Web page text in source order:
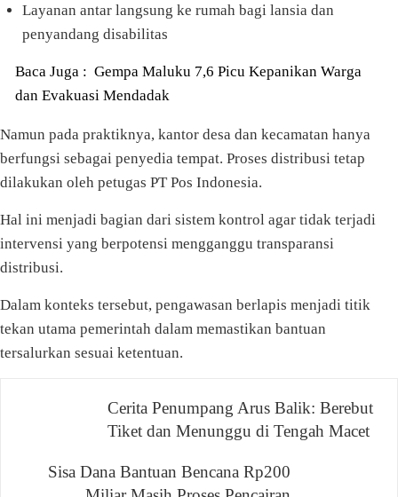
Layanan antar langsung ke rumah bagi lansia dan
penyandang disabilitas
Baca Juga : Gempa Maluku 7,6 Picu Kepanikan Warga
dan Evakuasi Mendadak
Namun pada praktiknya, kantor desa dan kecamatan hanya
berfungsi sebagai penyedia tempat. Proses distribusi tetap
dilakukan oleh petugas PT Pos Indonesia.
Hal ini menjadi bagian dari sistem kontrol agar tidak terjadi
intervensi yang berpotensi mengganggu transparansi
distribusi.
Dalam konteks tersebut, pengawasan berlapis menjadi titik
tekan utama pemerintah dalam memastikan bantuan
tersalurkan sesuai ketentuan.
NavigasiCerita Penumpang Arus Balik: Berebut
Tiket dan Menunggu di Tengah Macet
Sisa Dana Bantuan Bencana Rp200